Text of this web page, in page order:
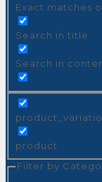
Exact matches
Search in title
Search in
product
Filter by